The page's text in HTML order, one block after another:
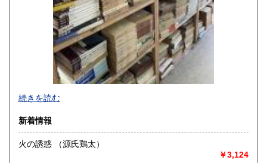
-
沿線名：-
最寄駅：-
営業時間：-
定休日：-
続きを読む
新着情報
火の誘惑 （源氏鶏太）
￥3,124